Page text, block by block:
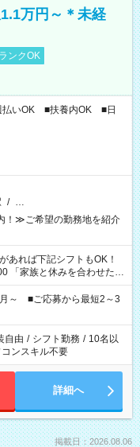
万円～＊未経
ンクOK
払いOK ■扶養内OK ■日
/ …
！≫ご希望の勤務地を紹介
た
たい」 「できれば残業はし
※Wワーク希望
時間と、もう1つのお仕事
る場合は応募できません。
月～ ■ご応募から最短2～3
自由 / シフト勤務 / 10名以
ンスキル不要
詳細へ
掲載日：2026.08.06